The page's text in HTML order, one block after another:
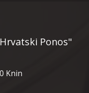
Ponos"
Knin